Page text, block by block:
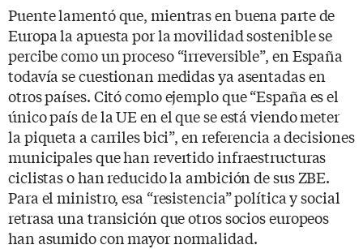
Puente lamentó que, mientras en buena parte de
Europa la apuesta por la movilidad sostenible se
percibe como un proceso “irreversible”, en España
todavía se cuestionan medidas ya asentadas en
otros países. Citó como ejemplo que “España es el
único país de la UE en el que se está viendo meter
la piqueta a carriles bici”, en referencia a decisiones
municipales que han revertido infraestructuras
ciclistas o han reducido la ambición de sus ZBE.
Para el ministro, esa “resistencia” política y social
retrasa una transición que otros socios europeos
han asumido con mayor normalidad.